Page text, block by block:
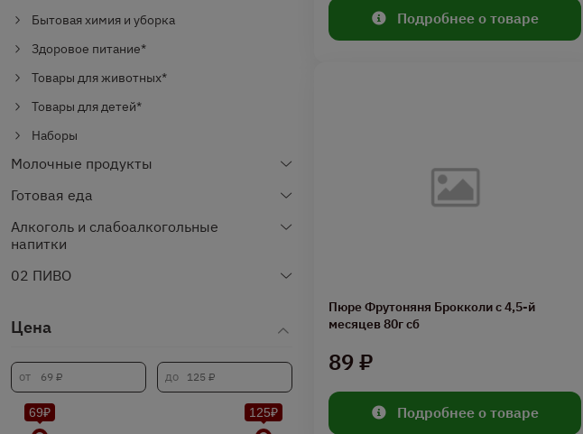
Бытовая химия и уборка
Здоровое питание*
Товары для животных*
Товары для детей*
Наборы
Молочные продукты
Готовая еда
Алкоголь и слабоалкогольные
напитки
02 ПИВО
Цена
69₽ 125₽
Подробнее о товаре
Пюре Фрутоняня Брокколи с 4,5-й
месяцев 80г сб
89 ₽
Подробнее о товаре